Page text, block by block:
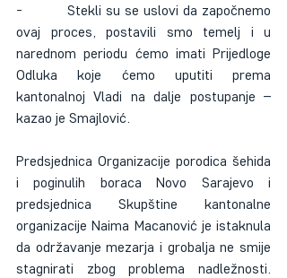
-          Stekli su se uslovi da započnemo
ovaj proces, postavili smo temelj i u
narednom periodu ćemo imati Prijedloge
Odluka koje ćemo uputiti prema
kantonalnoj Vladi na dalje postupanje –
kazao je Smajlović.
Predsjednica Organizacije porodica šehida
i poginulih boraca Novo Sarajevo i
predsjednica Skupštine kantonalne
organizacije Naima Macanović je istaknula
da održavanje mezarja i grobalja ne smije
stagnirati zbog problema nadležnosti.